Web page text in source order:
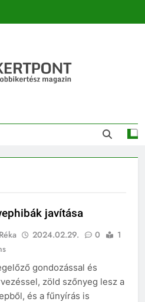
|
És
javítása
Réka 2024.02.29. 0
1
gondozással és
zöld szőnyeg lesz a
és a fűnyírás is